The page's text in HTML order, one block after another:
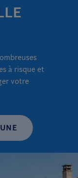
à risque et
votre